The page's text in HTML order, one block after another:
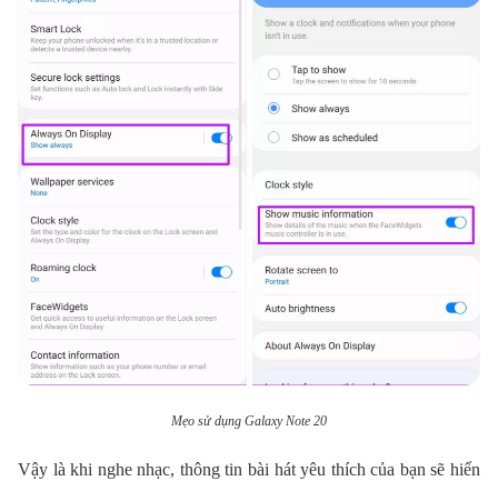
Mẹo sử dụng Galaxy Note 20
Vậy là khi nghe nhạc, thông tin bài hát yêu thích của bạn sẽ hiển